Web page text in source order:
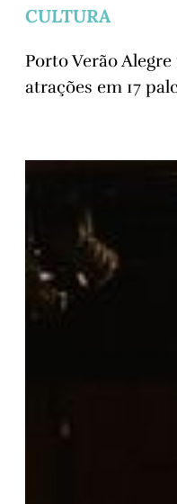
CULTURA
Porto Verão
atrações em 17